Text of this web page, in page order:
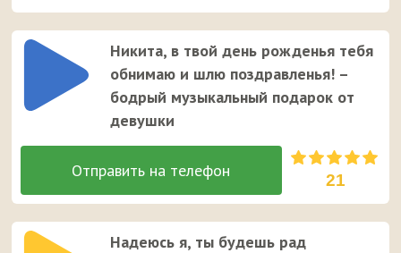
удивить и порадовать вашего друга или знакомого с
именем Никита в день его рождения.
Никита, в твой день рожденья тебя
обнимаю и шлю поздравленья! –
бодрый музыкальный подарок от
девушки
21
Надеюсь я, ты будешь рад